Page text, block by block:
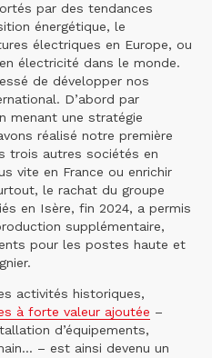
par des tendances
énergétique, le
électriques en Europe, ou
électricité dans le monde.
de développer nos
D’abord par
menant une stratégie
réalisé notre première
trois autres sociétés en
vite en France ou enrichir
le rachat du groupe
en Isère, fin 2024, a permis
supplémentaire,
pour les postes haute et
activités historiques,
à forte valeur ajoutée –
d’équipements,
– est ainsi devenu un